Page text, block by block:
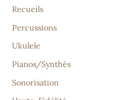
Recueils
Percussions
Ukulele
Pianos/Synthés
Sonorisation